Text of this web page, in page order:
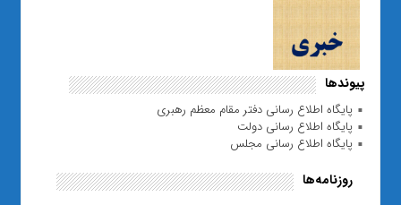
پیوندها
پایگاه اطلاع رسانی دفتر مقام معظم رهبری
پایگاه اطلاع رسانی دولت
پایگاه اطلاع رسانی مجلس
روزنامه‌ها